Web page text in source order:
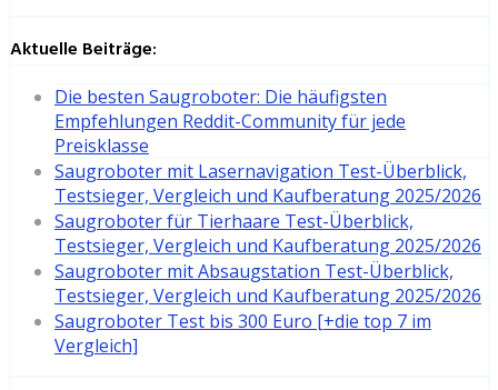
Aktuelle Beiträge:
Die besten Saugroboter: Die häufigsten
Empfehlungen Reddit-Community für jede
Preisklasse
Saugroboter mit Lasernavigation Test-Überblick,
Testsieger, Vergleich und Kaufberatung 2025/2026
Saugroboter für Tierhaare Test-Überblick,
Testsieger, Vergleich und Kaufberatung 2025/2026
Saugroboter mit Absaugstation Test-Überblick,
Testsieger, Vergleich und Kaufberatung 2025/2026
Saugroboter Test bis 300 Euro [+die top 7 im
Vergleich]